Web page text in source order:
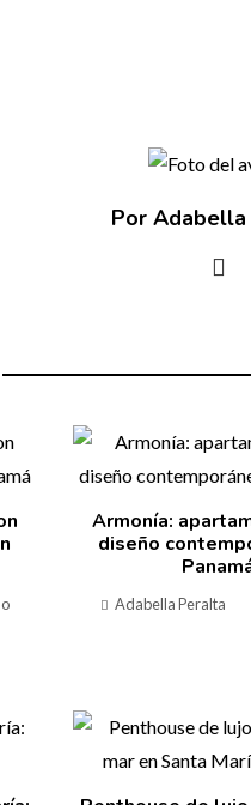
Por
Armonía:
diseño
Adabella Peralta